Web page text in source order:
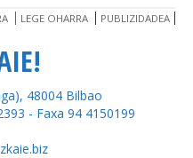
LEGE OHARRA PUBLIZIDADEA
48004 Bilbao
- Faxa 94 4150199